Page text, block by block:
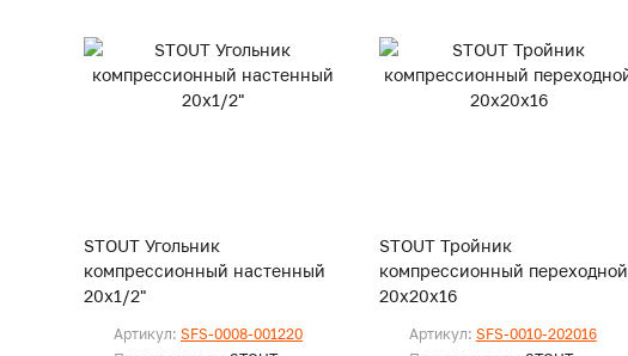
STOUT Угольник
компрессионный настенный
20х1/2"
Артикул: SFS-0008-001220
STOUT Тройник
компрессионный переходной
20х20х16
Артикул: SFS-0010-202016